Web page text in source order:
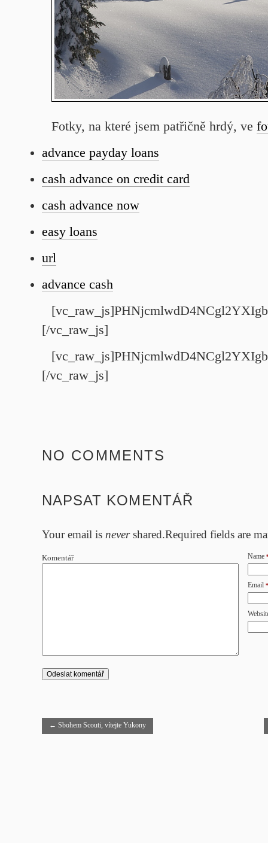
Fotky, na které jsem patřičně hrdý, ve
advance payday loans
cash advance on credit card
cash advance now
easy loans
url
advance cash
[/vc_raw_js]
[/vc_raw_js]
← Sbohem Scouti, vítejte Yukony
NO COMMENTS
NAPSAT KOMENTÁŘ
Your email is nevershared.Required fields are
Komentář Name
Email *